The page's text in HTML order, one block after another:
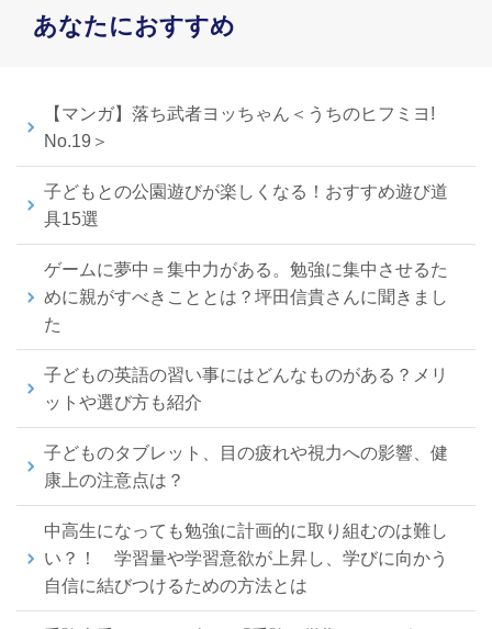
あなたにおすすめ
【マンガ】落ち武者ヨッちゃん＜うちのヒフミヨ!
No.19＞
子どもとの公園遊びが楽しくなる！おすすめ遊び道
具15選
ゲームに夢中＝集中力がある。勉強に集中させるた
めに親がすべきこととは？坪田信貴さんに聞きまし
た
子どもの英語の習い事にはどんなものがある？メリ
ットや選び方も紹介
子どものタブレット、目の疲れや視力への影響、健
康上の注意点は？
中高生になっても勉強に計画的に取り組むのは難し
い？！ 学習量や学習意欲が上昇し、学びに向かう
自信に結びつけるための方法とは